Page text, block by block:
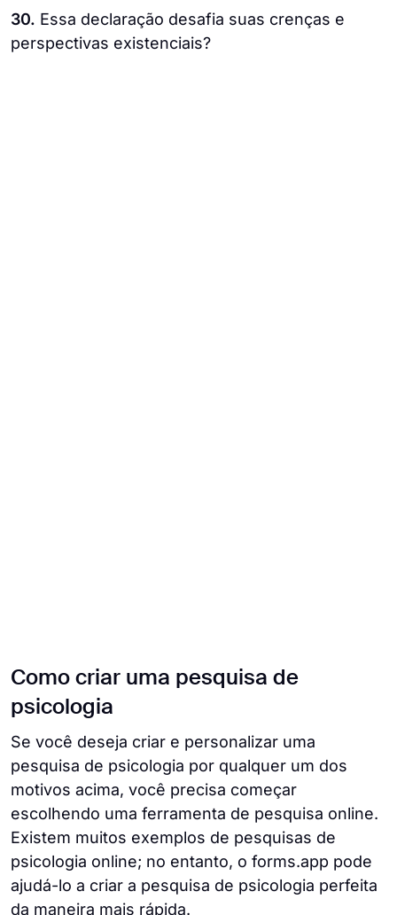
30. Essa declaração desafia suas crenças e
perspectivas existenciais?
Como criar uma pesquisa de
psicologia
Se você deseja criar e personalizar uma
pesquisa de psicologia por qualquer um dos
motivos acima, você precisa começar
escolhendo uma ferramenta de pesquisa online.
Existem muitos exemplos de pesquisas de
psicologia online; no entanto, o forms.app pode
ajudá-lo a criar a pesquisa de psicologia perfeita
da maneira mais rápida.